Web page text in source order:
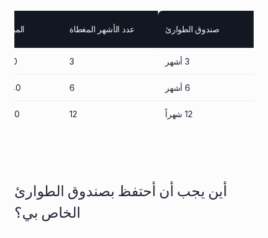
صندوق الطوارئ عدد الأشهر المغطاة المبلغ
13,320
26,640
12 شهراً 12
53,280
أين يجب أن أحتفظ بصندوق الطوارئ
الخاص بي؟